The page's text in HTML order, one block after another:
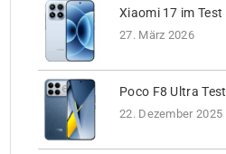
Xiaomi 17 im Test
27. März 2026
Poco F8 Ultra Test
22. Dezember 2025